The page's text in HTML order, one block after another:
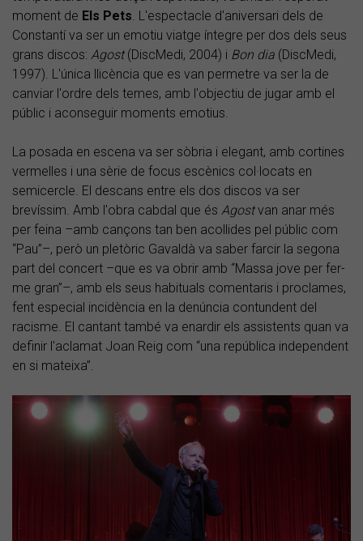
moment de Els Pets . L'espectacle d'aniversari dels de
Constantí va ser un emotiu viatge íntegre per dos dels seus
grans discos: Agost(DiscMedi, 2004) i Bon dia (DiscMedi,
1997). L'única llicència que es van permetre va ser la de
canviar l'ordre dels temes, amb l'objectiu de jugar amb el
públic i aconseguir moments emotius.
La posada en escena va ser sòbria i elegant, amb cortines
vermelles i una sèrie de focus escènics col·locats en
semicercle. El descans entre els dos discos va ser
brevíssim. Amb l'obra cabdal que és Agostvan anar més
per feina –amb cançons tan ben acollides pel públic com
“Pau”–, però un pletòric Gavaldà va saber farcir la segona
part del concert –que es va obrir amb “Massa jove per fer-
me gran”–, amb els seus habituals comentaris i proclames,
fent especial incidència en la denúncia contundent del
racisme. El cantant també va enardir els assistents quan va
definir l'aclamat Joan Reig com “una república independent
en si mateixa”.